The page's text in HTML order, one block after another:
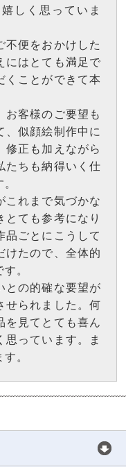
しく思っていま
不便をおかけした
にはとても満足で
くことができて本
お客様のご要望も
、似顔絵制作中に
修正も加えながら
たちも納得いく仕
これまで気づかな
ても参考になり
品ごとにこうして
けたので、全体的
。
との的確な要望が
せられました。何
を見てとても喜ん
思っています。ま
。